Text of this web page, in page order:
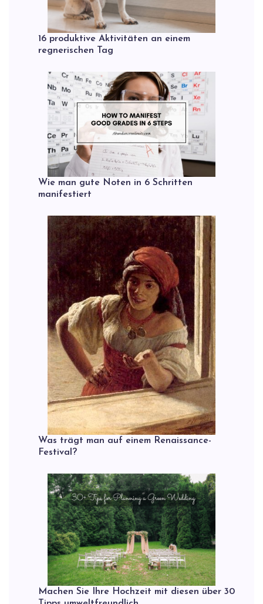
16 produktive Aktivitäten an einem
regnerischen Tag
Wie man gute Noten in 6 Schritten
manifestiert
Was trägt man auf einem Renaissance-
Festival?
Machen Sie Ihre Hochzeit mit diesen über 30